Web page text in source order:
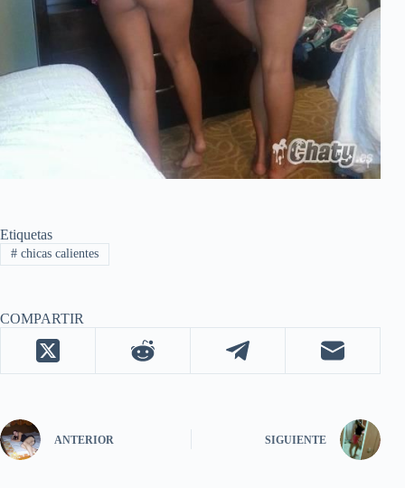
Etiquetas
#chicas calientes
COMPARTIR
ANTERIOR SIGUIENTE